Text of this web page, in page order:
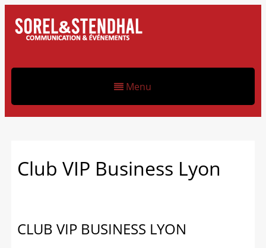
Menu
Club VIP Business Lyon
CLUB VIP BUSINESS LYON